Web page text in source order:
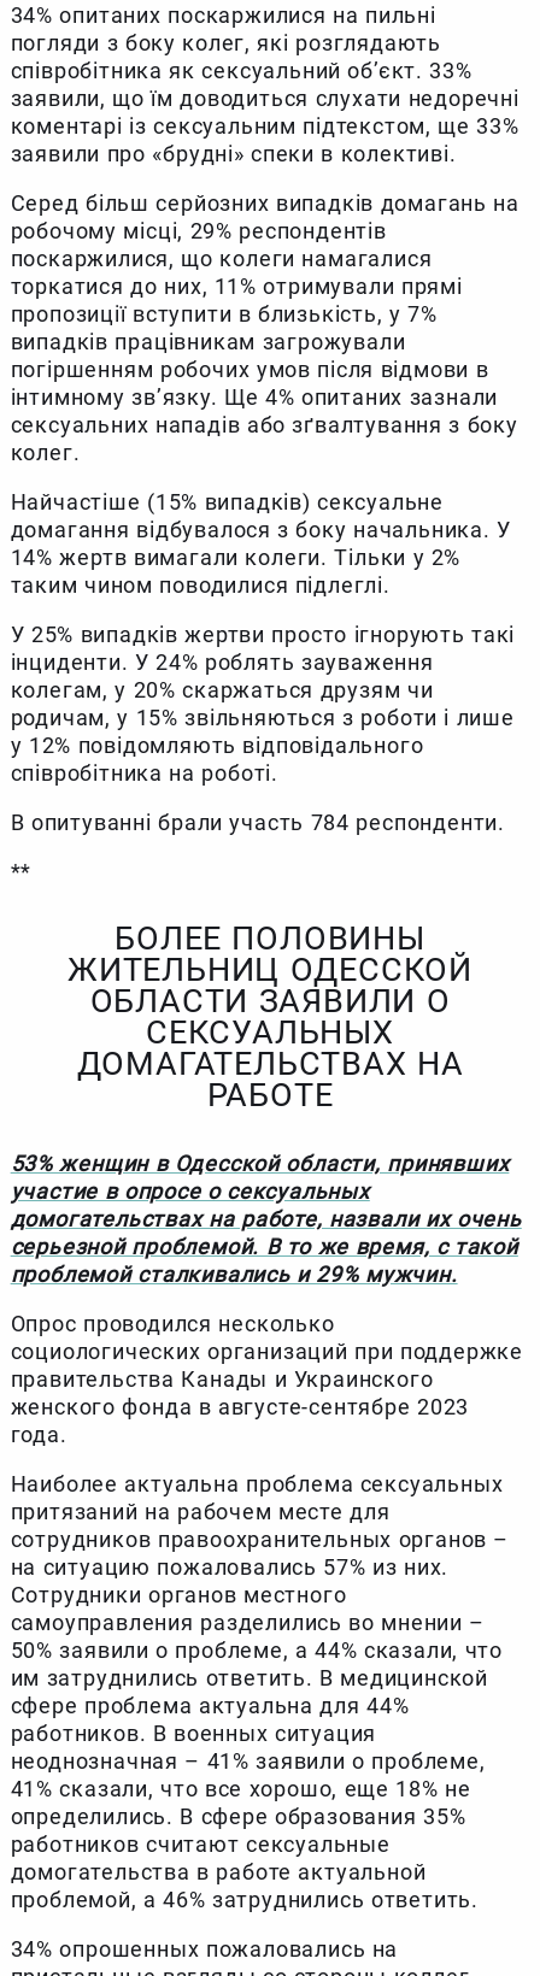
34% опитаних поскаржилися на пильні
погляди з боку колег, які розглядають
співробітника як сексуальний об’єкт. 33%
заявили, що їм доводиться слухати недоречні
коментарі із сексуальним підтекстом, ще 33%
заявили про «брудні» спеки в колективі.
Серед більш серйозних випадків домагань на
робочому місці, 29% респондентів
поскаржилися, що колеги намагалися
торкатися до них, 11% отримували прямі
пропозиції вступити в близькість, у 7%
випадків працівникам загрожували
погіршенням робочих умов після відмови в
інтимному зв’язку. Ще 4% опитаних зазнали
сексуальних нападів або зґвалтування з боку
колег.
Найчастіше (15% випадків) сексуальне
домагання відбувалося з боку начальника. У
14% жертв вимагали колеги. Тільки у 2%
таким чином поводилися підлеглі.
У 25% випадків жертви просто ігнорують такі
інциденти. У 24% роблять зауваження
колегам, у 20% скаржаться друзям чи
родичам, у 15% звільняються з роботи і лише
у 12% повідомляють відповідального
співробітника на роботі.
В опитуванні брали участь 784 респонденти.
**
БОЛЕЕ ПОЛОВИНЫ
ЖИТЕЛЬНИЦ ОДЕССКОЙ
ОБЛАСТИ ЗАЯВИЛИ О
СЕКСУАЛЬНЫХ
ДОМАГАТЕЛЬСТВАХ НА
РАБОТЕ
53% женщин в Одесской области, принявших
участие в опросе о сексуальных
домогательствах на работе, назвали их очень
серьезной проблемой. В то же время, с такой
проблемой сталкивались и 29% мужчин.
Опрос проводился несколько
социологических организаций при поддержке
правительства Канады и Украинского
женского фонда в августе-сентябре 2023
года.
Наиболее актуальна проблема сексуальных
притязаний на рабочем месте для
сотрудников правоохранительных органов –
на ситуацию пожаловались 57% из них.
Сотрудники органов местного
самоуправления разделились во мнении –
50% заявили о проблеме, а 44% сказали, что
им затруднились ответить. В медицинской
сфере проблема актуальна для 44%
работников. В военных ситуация
неоднозначная – 41% заявили о проблеме,
41% сказали, что все хорошо, еще 18% не
определились. В сфере образования 35%
работников считают сексуальные
домогательства в работе актуальной
проблемой, а 46% затруднились ответить.
34% опрошенных пожаловались на